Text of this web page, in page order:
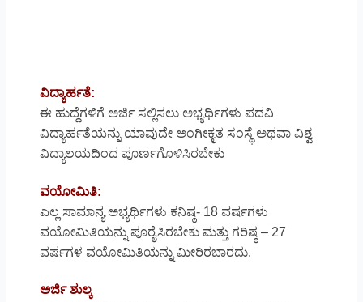
ವಿದ್ಯಾರ್ಹತೆ:
ಈ ಹುದ್ದೆಗಳಿಗೆ ಅರ್ಜಿ ಸಲ್ಲಿಸಲು ಅಭ್ಯರ್ಥಿಗಳು ಪದವಿ
ವಿದ್ಯಾರ್ಹತೆಯನ್ನು ಯಾವುದೇ ಅಂಗೀಕೃತ ಸಂಸ್ಥೆ ಅಥವಾ ವಿಶ್ವ
ವಿದ್ಯಾಲಯದಿಂದ ಪೂರ್ಣಗೊಳಿಸಿರಬೇಕು
ವಯೋಮಿತಿ:
ಎಲ್ಲ ಸಾಮಾನ್ಯ ಅಭ್ಯರ್ಥಿಗಳು ಕನಿಷ್ಠ- 18 ವರ್ಷಗಳು
ವಯೋಮಿತಿಯನ್ನು ಪೂರೈಸಿರಬೇಕು ಮತ್ತು ಗರಿಷ್ಠ – 27
ವರ್ಷಗಳ ವಯೋಮಿತಿಯನ್ನು ಮೀರಿರಬಾರದು.
ಅರ್ಜಿ ಶುಲ್ಕ